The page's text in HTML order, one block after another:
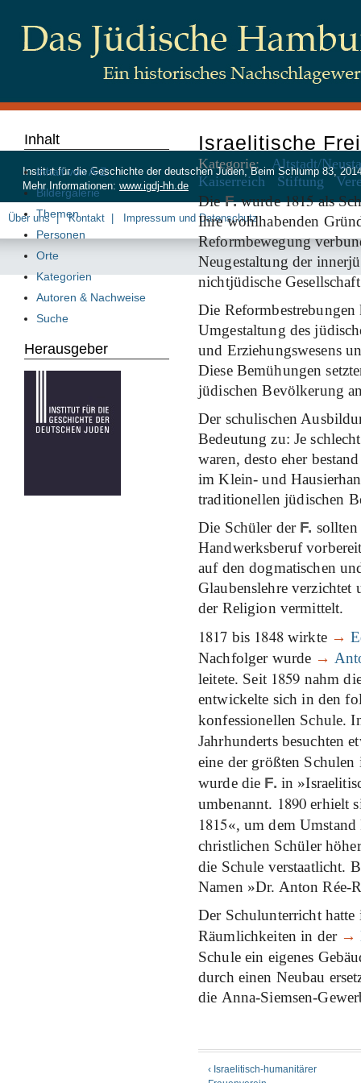
Israelitische
Kategorie:
Altstadt/
Kaiserreich
Stiftung
DieF.wurde1815als
Ihre wohlhabenden
Reformbewegung
Neugestaltung der
nichtjüdische
Die
Umgestaltung des
und Erziehungswesens
Diese Bemühungen
jüdischen Bevölkerung
Der schulischen
Bedeutung zu: Je
waren, desto eher
im Klein- und
traditionellen jüdischen
Die Schüler der F.
Handwerksberuf
auf den dogmatischen
Glaubenslehre verzichtet
der Religion vermittelt.
1817 bis 1848wirkte →
Nachfolger wurde →
leitete. Seit 1859 nahm
entwickelte sich in den
konfessionellen Schule.
Jahrhunderts besuchten
eine der größten
wurde die F. in
umbenannt. 1890 erhielt
1815«, um dem Umstand
christlichen Schüler
die Schule verstaatlicht.
Namen »Dr. Anton Rée-
Der Schulunterricht hatte
Räumlichkeiten in der →
Schule ein eigenes
durch einen Neubau
die Anna-Siemsen-
‹ Israelitisch-humanitärer
Inhalt
Inhalt von A-Z
Bildergalerie
Themen
Personen
Orte
Kategorien
Autoren & Nachweise
Suche
Herausgeber
Institut für die Geschichte der deutschen Juden, Beim Schlump 83,
Mehr Informationen: www.igdj-hh.de
Über uns Kontakt Impressum und Datenschutz